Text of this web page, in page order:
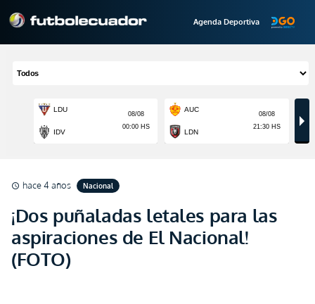
Agenda Deportiva
schedule hace 4 años Nacional
¡Dos puñaladas letales para las
aspiraciones de El Nacional!
(FOTO)